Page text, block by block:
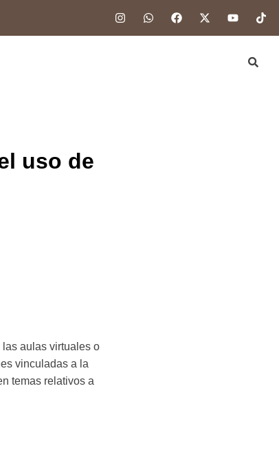
uso de
aulas virtuales o
vinculadas a la
temas relativos a